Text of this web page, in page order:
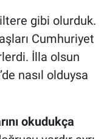
gibi olurduk.
Cumhuriyet
İlla olsun
nasıl olduysa
okudukça